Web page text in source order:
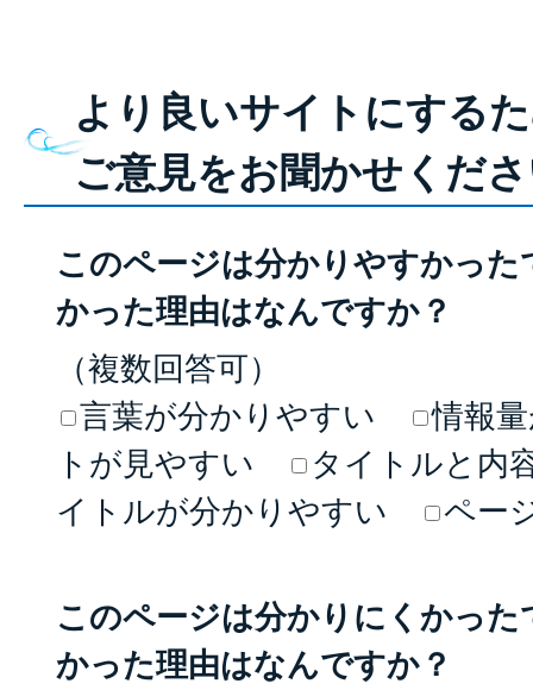
より良いサイトにする
ご意見をお聞かせくだ
このページは分かりやすかっ
かった理由はなんですか？
（複数回答可）
言葉が分かりやすい
情報
トが見やすい
タイトルと内
イトルが分かりやすい
ペー
このページは分かりにくかっ
かった理由はなんですか？